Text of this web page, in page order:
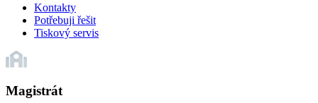
Kontakty
Potřebuji řešit
Tiskový servis
Magistrát